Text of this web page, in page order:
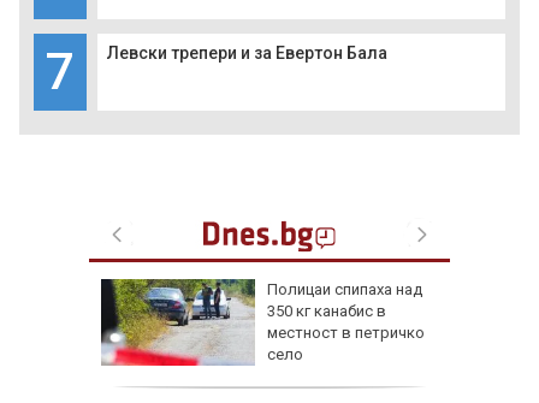
7 Левски трепери и за Евертон Бала
Полицаи спипаха над
350 кг канабис в
местност в петричко
село